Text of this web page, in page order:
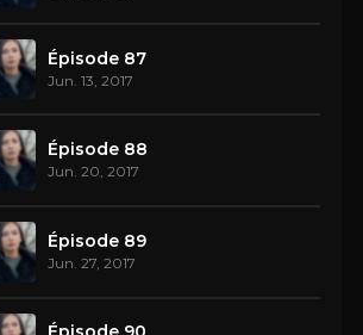
Épisode 87
Jun. 13, 2017
Épisode 88
Jun. 20, 2017
Épisode 89
Jun. 27, 2017